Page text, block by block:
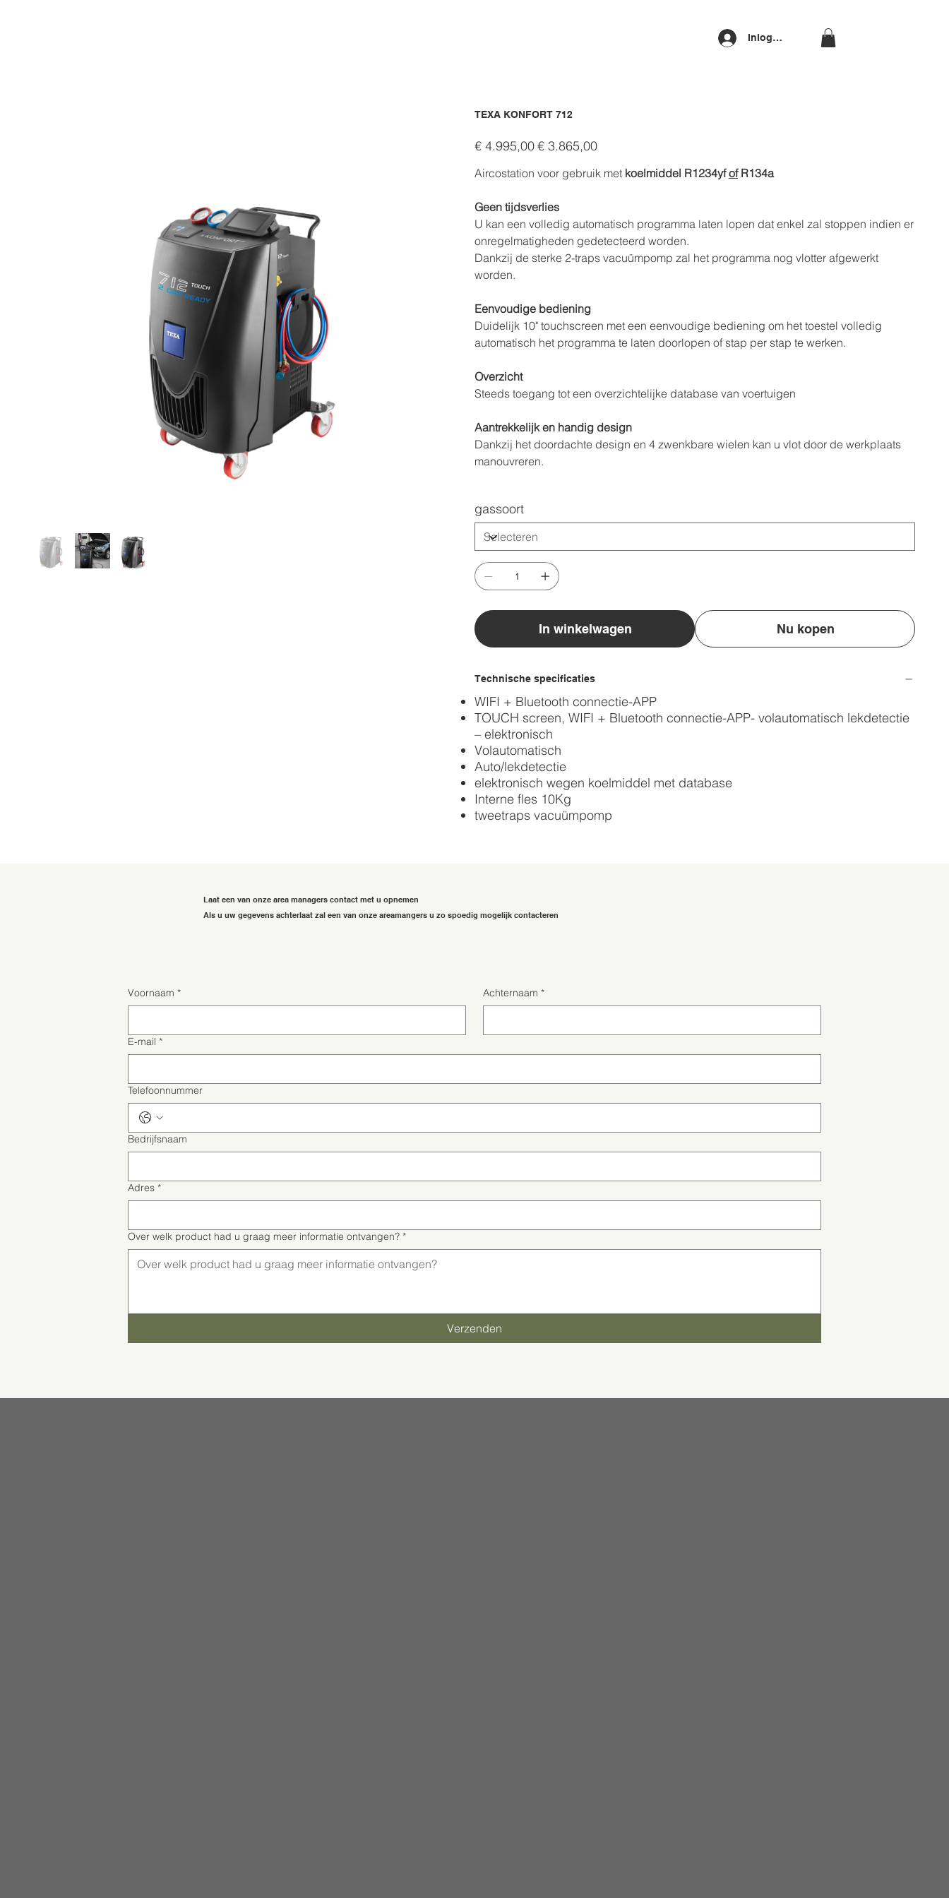
Inloggen
TEXA KONFORT 712
Originele
prijs
€ 4.995,00 Verkoopprijs
€ 3.865,00
Aircostation voor gebruik met koelmiddel R1234yfofR134a
Geen tijdsverlies
U kan een volledig automatisch programma laten lopen dat enkel zal stoppen indien er
onregelmatigheden gedetecteerd worden.
Dankzij de sterke 2-traps vacuümpomp zal het programma nog vlotter afgewerkt
worden.
Eenvoudige bediening
Duidelijk 10" touchscreen met een eenvoudige bediening om het toestel volledig
automatisch het programma te laten doorlopen of stap per stap te werken.
Overzicht
Steeds toegang tot een overzichtelijke database van voertuigen
Aantrekkelijk en handig design
Dankzij het doordachte design en 4 zwenkbare wielen kan u vlot door de werkplaats
manouvreren.
gassoort
In winkelwagen Nu kopen
Technische specificaties
WIFI + Bluetooth connectie-APP
TOUCH screen, WIFI + Bluetooth connectie-APP- volautomatisch lekdetectie
– elektronisch
Volautomatisch
Auto/lekdetectie
elektronisch wegen koelmiddel met database
Interne fles 10Kg
tweetraps vacuümpomp
Laat een van onze area managers contact met u opnemen
Als u uw gegevens achterlaat zal een van onze areamangers u zo spoedig mogelijk contacteren
Voornaam * Achternaam *
E-mail *
Telefoonnummer
Bedrijfsnaam
Adres *
Over welk product had u graag meer informatie ontvangen? *
Verzenden